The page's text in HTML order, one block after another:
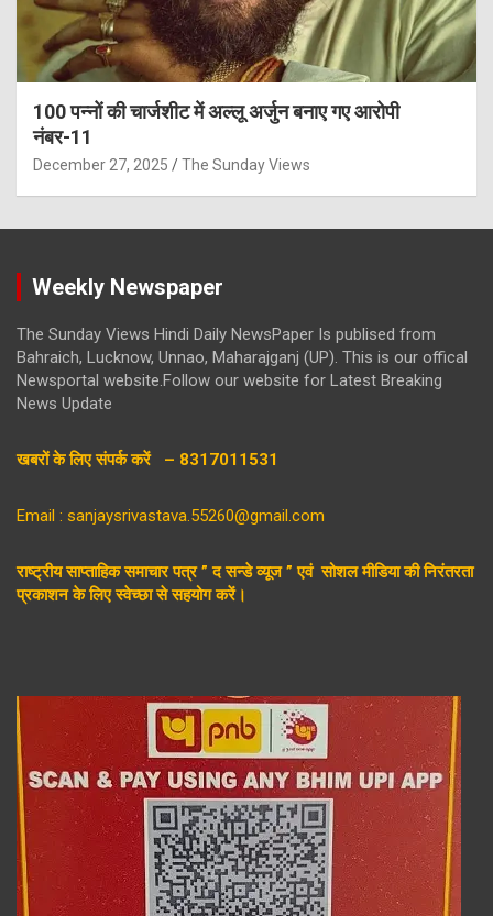
100 पन्नों की चार्जशीट में अल्लू अर्जुन बनाए गए आरोपी
नंबर-11
December 27, 2025 The Sunday Views
Weekly Newspaper
The Sunday Views Hindi Daily NewsPaper Is publised from
Bahraich, Lucknow, Unnao, Maharajganj (UP). This is our offical
Newsportal website.Follow our website for Latest Breaking
News Update
खबरों के लिए संपर्क करें – 8317011531
Email : sanjaysrivastava.55260@gmail.com
राष्ट्रीय साप्ताहिक समाचार पत्र ” द सन्डे व्यूज ” एवं सोशल मीडिया की निरंतरता
प्रकाशन के लिए स्वेच्छा से सहयोग करें।